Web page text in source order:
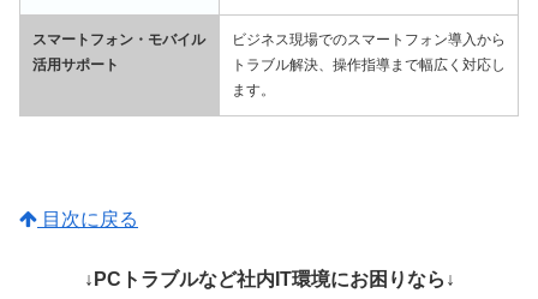
スマートフォン・モバイル
活用サポート
ビジネス現場でのスマートフォン導入から
トラブル解決、操作指導まで幅広く対応し
ます。
目次に戻る
↓PCトラブルなど社内IT環境にお困りなら↓